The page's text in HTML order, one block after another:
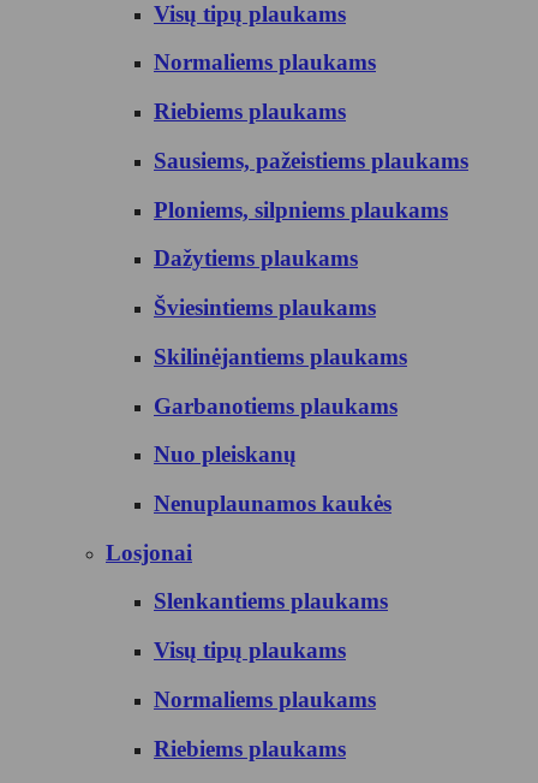
Visų tipų plaukams
Normaliems plaukams
Riebiems plaukams
Sausiems, pažeistiems plaukams
Ploniems, silpniems plaukams
Dažytiems plaukams
Šviesintiems plaukams
Skilinėjantiems plaukams
Garbanotiems plaukams
Nuo pleiskanų
Nenuplaunamos kaukės
Losjonai
Slenkantiems plaukams
Visų tipų plaukams
Normaliems plaukams
Riebiems plaukams